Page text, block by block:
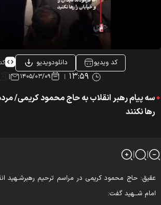
کد ویدیو دانلودویدیو کد
۱۳:۵۹ ۱۴۰۵/۰۳/۰۹
سه پیام رهبر انقلاب به حاج محمود کریمی/ مردم
رها نکنند
عقیق: حاج محمود کریمی در مراسم ترحیم رهبرشـهید
امام شــهید گفت: